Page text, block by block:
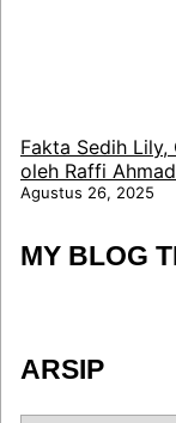
Fakta Sedih
oleh Raffi
Agustus 26, 2025
MY BLOG
ARSIP
ARSIP